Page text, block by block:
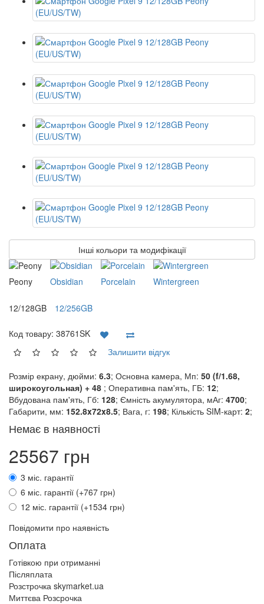
Інші кольори та модифікації
Peony Obsidian Porcelain Wintergreen
12/128GB 12/256GB
Код товару: 38761SK
Залишити відгук
Розмір екрану, дюйми: 6.3; Основна камера, Мп: 50 (f/1.68,
широкоугольная) + 48 ; Оперативна пам'ять, ГБ: 12;
Вбудована пам'ять, Гб: 128; Ємність акумулятора, мАг: 4700;
Габарити, мм: 152.8x72x8.5; Вага, г: 198; Кількість SIM-карт: 2;
Немає в наявності
25567 грн
3 міс. гарантії
6 міс. гарантії (+767 грн)
12 міс. гарантії (+1534 грн)
Повідомити про наявність
Оплата
Готівкою при отриманні
Післяплата
Розстрочка skymarket.ua
Миттєва Розсрочка